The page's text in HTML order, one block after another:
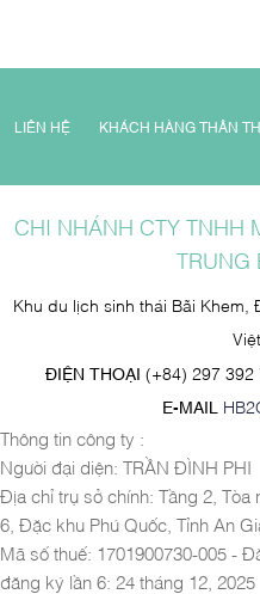
LIÊN HỆ KHÁCH HÀNG THÂN
CHI NHÁNH CTY TNHH
TRUNG
Khu du lịch sinh thái Bãi Khem,
ĐIỆN THOẠI (+84) 297 392
E-MAIL
Thông tin công ty :
Người đại diện: TRẦN ĐÌNH PHI
Địa chỉ trụ sở chính: Tầng 2, Tòa
6, Đặc khu Phú Quốc, Tỉnh An
Mã số thuế: 1701900730-005 -
đăng ký lần 6: 24 tháng 12, 2025